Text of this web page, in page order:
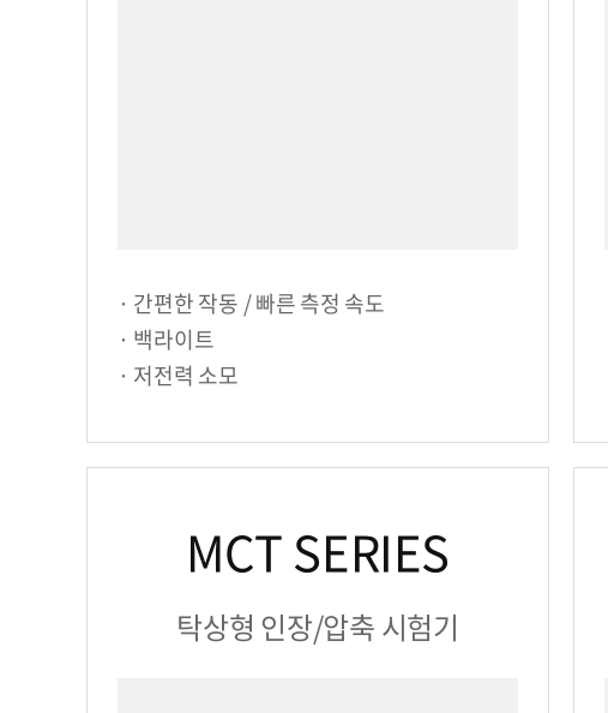
· 간편한 작동 / 빠른 측정 속도
· 백라이트
· 저전력 소모
MCT SERIES
탁상형 인장/압축 시험기